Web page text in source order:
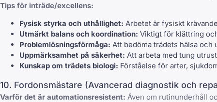
Tips för inträde/excellens:
Fysisk styrka och uthållighet: Arbetet är fysiskt
Utmärkt balans och koordination: Viktigt för klättring
Problemlösningsförmåga: Att bedöma trädets hälsa och
Uppmärksamhet på säkerhet: Att arbeta med tung
Kunskap om trädets biologi: Förståelse för arter,
10. Fordonsmästare (Avancerad diagnostik och
Varför det är automationsresistent: Även om rutinunderhåll